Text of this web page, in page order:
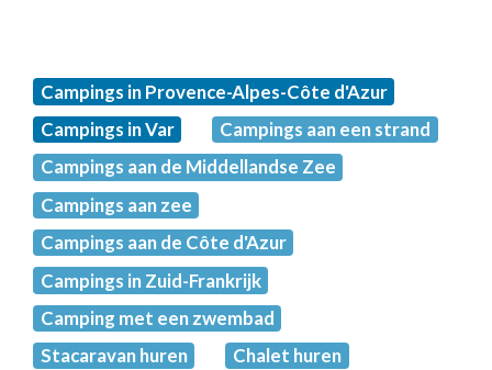
Campings in Provence-Alpes-Côte d'Azur
Campings in Var
Campings aan een strand
Campings aan de Middellandse Zee
Campings aan zee
Campings aan de Côte d'Azur
Campings in Zuid-Frankrijk
Camping met een zwembad
Stacaravan huren
Chalet huren